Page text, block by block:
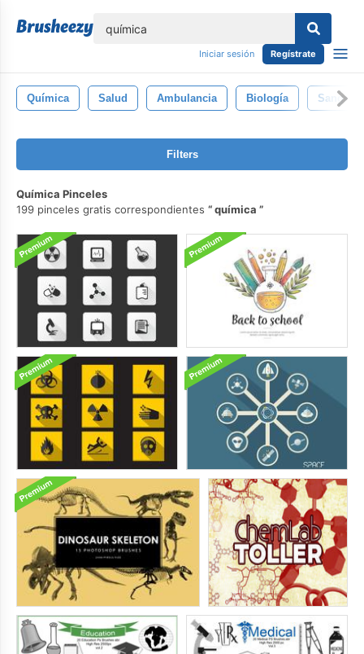
Iniciar sesión Regístrate
Química Salud Ambulancia Biología Sangre
Filters
Química Pinceles
199 pinceles gratis correspondientes
química